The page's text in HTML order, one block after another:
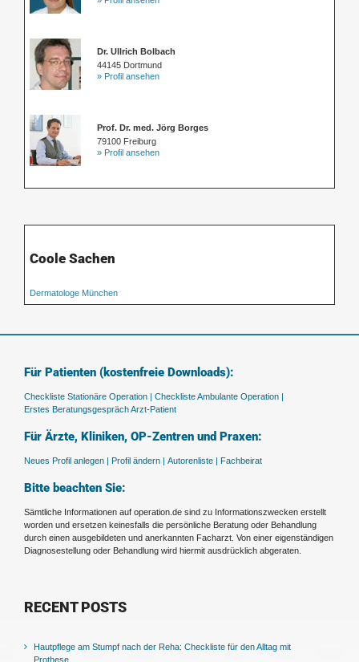
Dr. Ullrich Bolbach
44145 Dortmund
» Profil ansehen
Prof. Dr. med. Jörg Borges
79100 Freiburg
» Profil ansehen
Coole Sachen
Dermatologe München
Für Patienten (kostenfreie Downloads):
Checkliste Stationäre Operation |
Checkliste Ambulante Operation |
Erstes Beratungsgespräch Arzt-Patient
Für Ärzte, Kliniken, OP-Zentren und Praxen:
Neues Profil anlegen | Profil ändern | Autorenliste | Fachbeirat
Bitte beachten Sie:
Sämtliche Informationen auf operation.de sind zu Informationszwecken erstellt
worden und ersetzen keinesfalls die persönliche Beratung oder Behandlung
durch einen ausgebildeten und anerkannten Facharzt. Von einer eigenständigen
Diagnosestellung oder Behandlung wird hiermit ausdrücklich abgeraten.
RECENT POSTS
Hautpflege am Stumpf nach der Reha: Checkliste für den Alltag mit
Prothese